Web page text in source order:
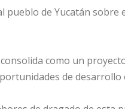
de Yucatán sobre
como un
de desarrollo